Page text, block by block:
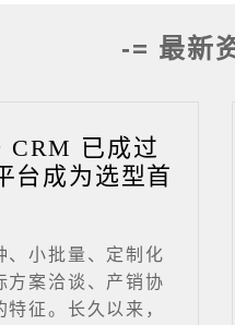
-= 最新
CRM 已成过
台成为选型首
、小批量、定制化
方案洽谈、产销协
征。长久以来，